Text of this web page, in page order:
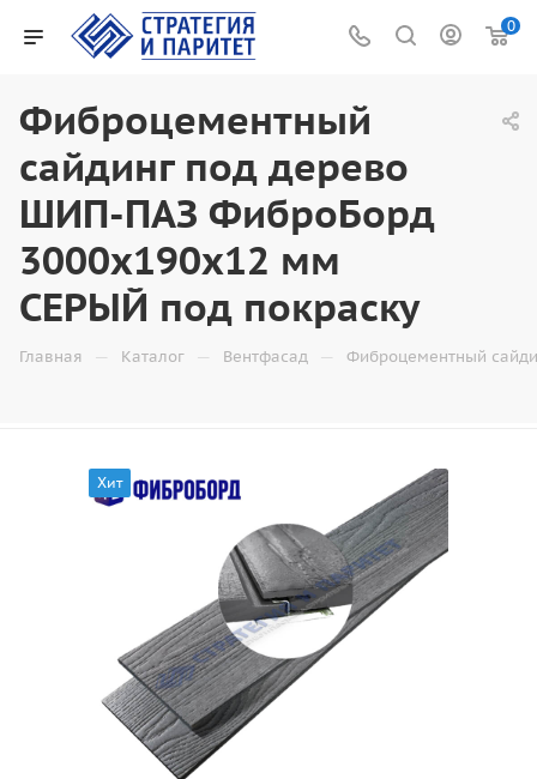
0
Фиброцементный
сайдинг под дерево
ШИП-ПАЗ ФиброБорд
3000x190x12 мм
СЕРЫЙ под покраску
Главная — Каталог — Вентфасад — Фиброцементный
Хит